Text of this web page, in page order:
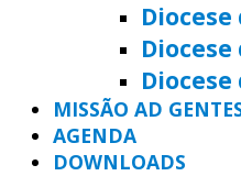
MISSÃO AD
AGENDA
DOWNLOADS